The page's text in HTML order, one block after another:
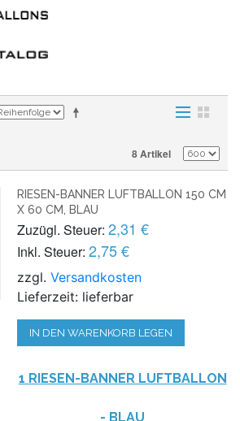
8 Artikel
RIESEN-BANNER LUFTBALLON 150 CM
X 60 CM, BLAU
Zuzügl. Steuer: 2,31 €
Inkl. Steuer: 2,75 €
zzgl.Versandkosten
Lieferzeit: lieferbar
IN DEN WARENKORB LEGEN
1 RIESEN-BANNER LUFTBALLON
- BLAU